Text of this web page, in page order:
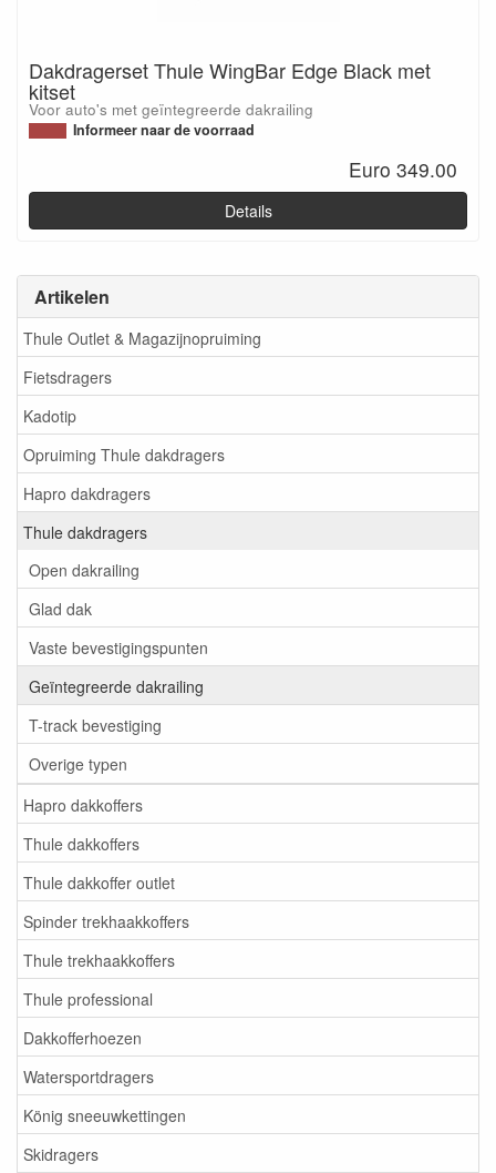
Artikelen
Thule Outlet & Magazijnopruiming
Fietsdragers
Kadotip
Opruiming Thule dakdragers
Hapro dakdragers
Thule dakdragers
Open dakrailing
Glad dak
Vaste bevestigingspunten
Geïntegreerde dakrailing
T-track bevestiging
Overige typen
Hapro dakkoffers
Thule dakkoffers
Thule dakkoffer outlet
Spinder trekhaakkoffers
Thule trekhaakkoffers
Thule professional
Dakkofferhoezen
Watersportdragers
König sneeuwkettingen
Skidragers
Dakdragerset Thule WingBar Edge Black met
kitset
Voor auto's met geïntegreerde dakrailing
Informeer naar de voorraad
Euro 349.00
Details